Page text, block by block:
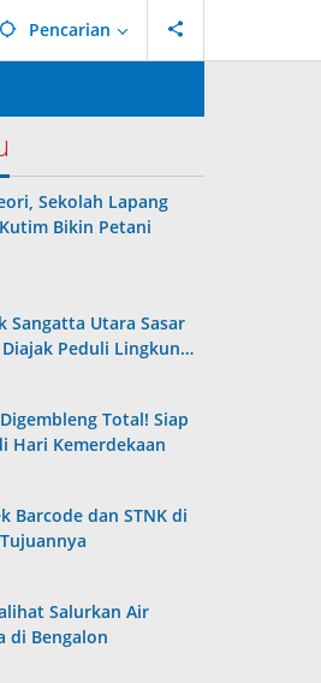
Pencarian
Sekolah Lapang
Bikin Petani
Sangatta Utara Sasar
Diajak Peduli Lingkun…
Total! Siap
Hari Kemerdekaan
Barcode dan STNK di
Salurkan Air
di Bengalon